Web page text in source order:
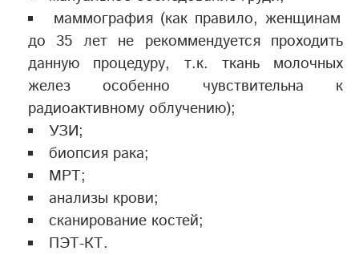
маммография (как правило, женщинам
до 35 лет не рекоммендуется проходить
данную процедуру, т.к. ткань молочных
желез особенно чувствительна к
радиоактивному облучению);
УЗИ;
биопсия рака;
МРТ;
анализы крови;
сканирование костей;
ПЭТ-КТ.